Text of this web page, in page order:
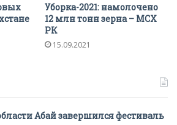
Уборка-2021: намолочено
12 млн тонн зерна – МСХ
РК
15.09.2021
Абай завершился фестиваль